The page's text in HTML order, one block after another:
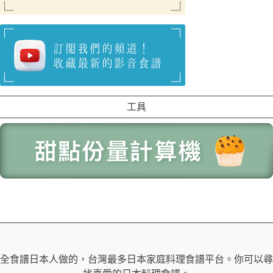
工具
全食譜日本人做的，台灣最多日本家庭料理食譜平台。你可以尋